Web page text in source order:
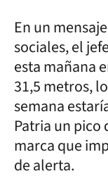
En un
sociales, el
esta mañana
31,5 metros,
semana
Patria un pico
marca que
de alerta.